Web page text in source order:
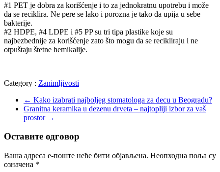
#1 PET je dobra za korišćenje i to za jednokratnu upotrebu i može
da se reciklira. Ne pere se lako i porozna je tako da upija u sebe
bakterije.
#2 HDPE, #4 LDPE i #5 PP su tri tipa plastike koje su
najbezbednije za korišćenje zato što mogu da se recikliraju i ne
otpuštaju štetne hemikalije.
Category : Zanimljivosti
← Kako izabrati najboljeg stomatologa za decu u Beogradu?
Granitna keramika u dezenu drveta – najtopliji izbor za vaš
prostor →
Оставите одговор
Ваша адреса е-поште неће бити објављена. Неопходна поља су
означена *